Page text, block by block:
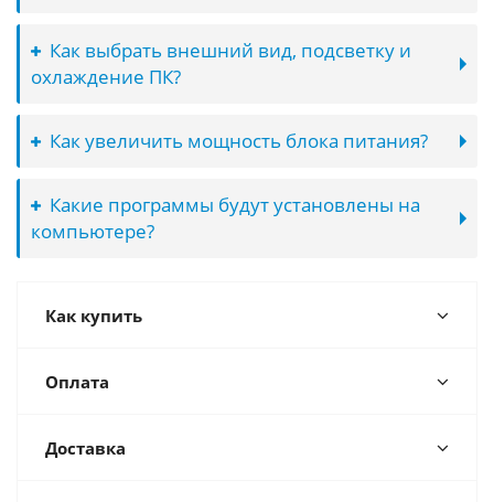
Как выбрать внешний вид, подсветку и
охлаждение ПК?
Как увеличить мощность блока питания?
Какие программы будут установлены на
компьютере?
Как купить
Оплата
Доставка